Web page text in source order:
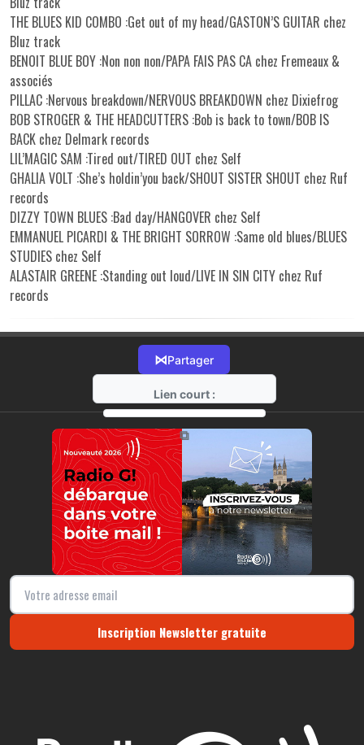
THE BLUES KID COMBO :Get out of my head/GASTON’S GUITAR chez
Bluz track
BENOIT BLUE BOY :Non non non/PAPA FAIS PAS CA chez Fremeaux &
associés
PILLAC :Nervous breakdown/NERVOUS BREAKDOWN chez Dixiefrog
BOB STROGER & THE HEADCUTTERS :Bob is back to town/BOB IS
BACK chez Delmark records
LIL’MAGIC SAM :Tired out/TIRED OUT chez Self
GHALIA VOLT :She’s holdin’you back/SHOUT SISTER SHOUT chez Ruf
records
DIZZY TOWN BLUES :Bad day/HANGOVER chez Self
EMMANUEL PICARDI & THE BRIGHT SORROW :Same old blues/BLUES
STUDIES chez Self
ALASTAIR GREENE :Standing out loud/LIVE IN SIN CITY chez Ruf
records
⋈Partager
Lien court :
https://radio-g.fr?19641
⧉
Inscription Newsletter gratuite